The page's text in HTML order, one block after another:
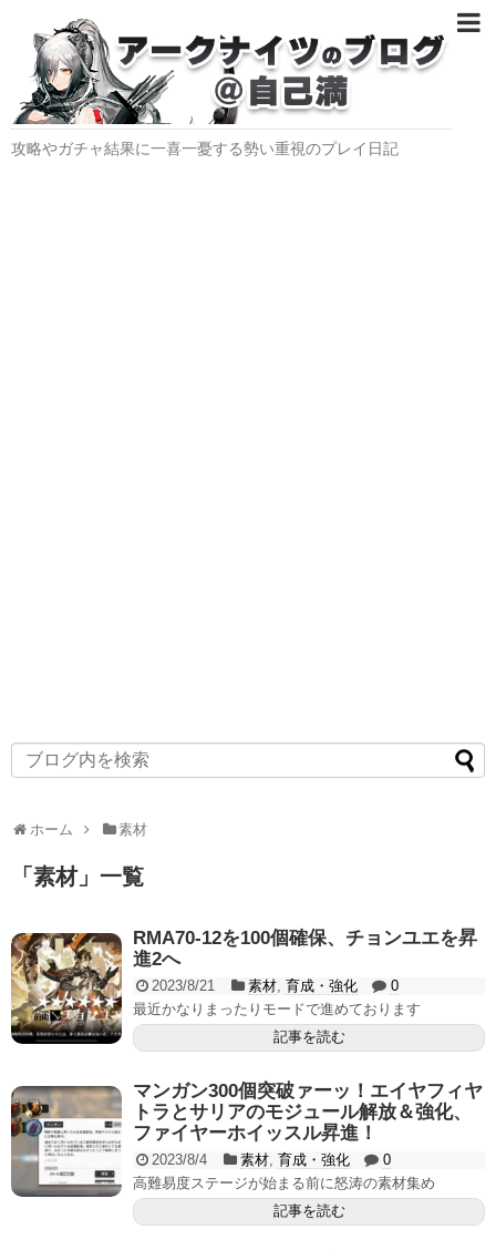
攻略やガチャ結果に一喜一憂する勢い重視のプレイ日記
ホーム 素材
「 素材」 一覧
RMA70-12を100個確保、チョンユエを昇
進2へ
2023/8/21 素材, 育成・強化
0
最近かなりまったりモードで進めております
記事を読む
マンガン300個突破ァーッ！エイヤフィヤ
トラとサリアのモジュール解放＆強化、
ファイヤーホイッスル昇進！
2023/8/4 素材, 育成・強化
0
高難易度ステージが始まる前に怒涛の素材集め
記事を読む